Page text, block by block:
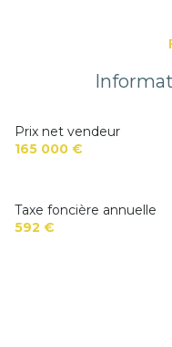
Prix net vendeur
165 000 €
Taxe foncière annuelle
592 €